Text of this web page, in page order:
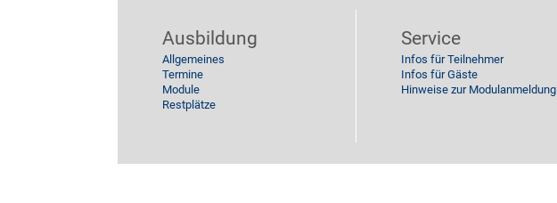
Ausbildung
Allgemeines
Termine
Module
Restplätze
Service
Infos für Teilnehmer
Infos für Gäste
Hinweise zur Modulanmeldung